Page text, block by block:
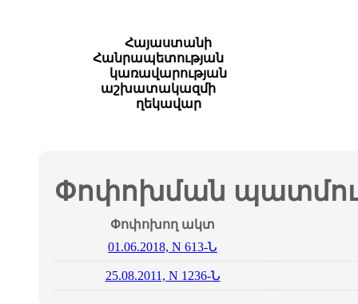
Հայաստանի
Հանրապետության
կառավարության
աշխատակազմի
ղեկավար
Փոփոխման
Փոփոխող ակտ
01.06.2018, N 613-Ն
25.08.2011, N 1236-Ն